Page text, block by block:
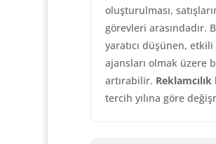
oluşturulması,
görevleri arasındadır.
yaratıcı düşünen,
ajansları olmak üzere
artırabilir.
tercih yılına göre